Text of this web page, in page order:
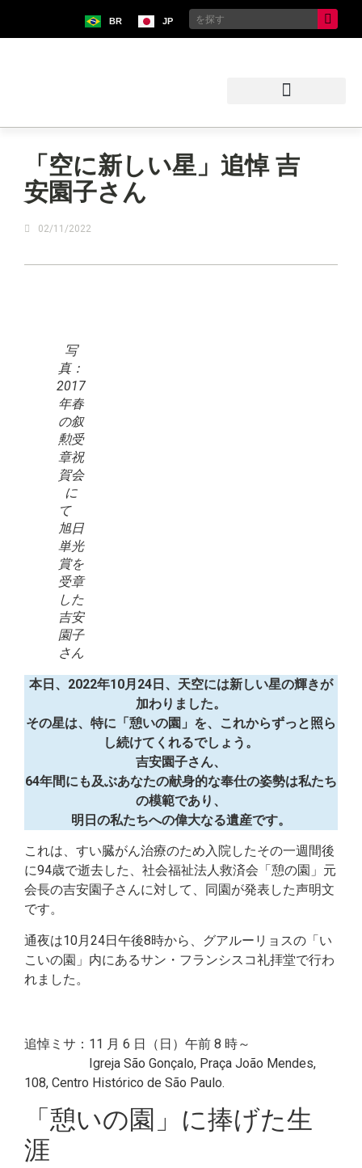
BR JP
「空に新しい星」追悼 吉
安園子さん
02/11/2022
写
真：
2017
年春
の叙
勲受
章祝
賀会
に
て
旭日
単光
賞を
受章
した
吉安
園子
さん
本日、2022年10月24日、天空には新しい星の輝きが
加わりました。
その星は、特に「憩いの園」を、これからずっと照ら
し続けてくれるでしょう。
吉安園子さん、
64年間にも及ぶあなたの献身的な奉仕の姿勢は私たち
の模範であり、
明日の私たちへの偉大なる遺産です。
これは、すい臓がん治療のため入院したその一週間後
に94歳で逝去した、社会福祉法人救済会「憩の園」元
会長の吉安園子さんに対して、同園が発表した声明文
です。
通夜は10月24日午後8時から、グアルーリョスの「い
こいの園」内にあるサン・フランシスコ礼拝堂で行わ
れました。
追悼ミサ：11 月 6 日（日）午前 8 時～
Igreja São Gonçalo, Praça João Mendes,
108, Centro Histórico de São Paulo.
「憩いの園」に捧げた生
涯